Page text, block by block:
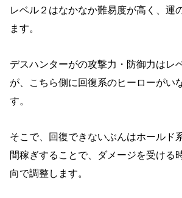
レベル２はなかなか難易度が高く、運
ます。
デスハンターがの攻撃力・防御力はレ
が、こちら側に回復系のヒーローがい
す。
そこで、回復できないぶんはホールド
間稼ぎすることで、ダメージを受ける
向で調整します。